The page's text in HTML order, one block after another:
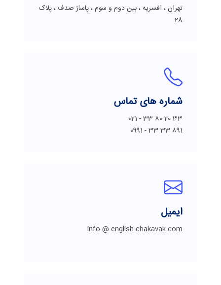
تهران ، افسریه ، بین دوم و سوم ، پاساژ صدف ، پلاک
28
شماره های تماس
021 - 33 80 20 33
0991 - 33 33 891
ایمیل
info @ english-chakavak.com